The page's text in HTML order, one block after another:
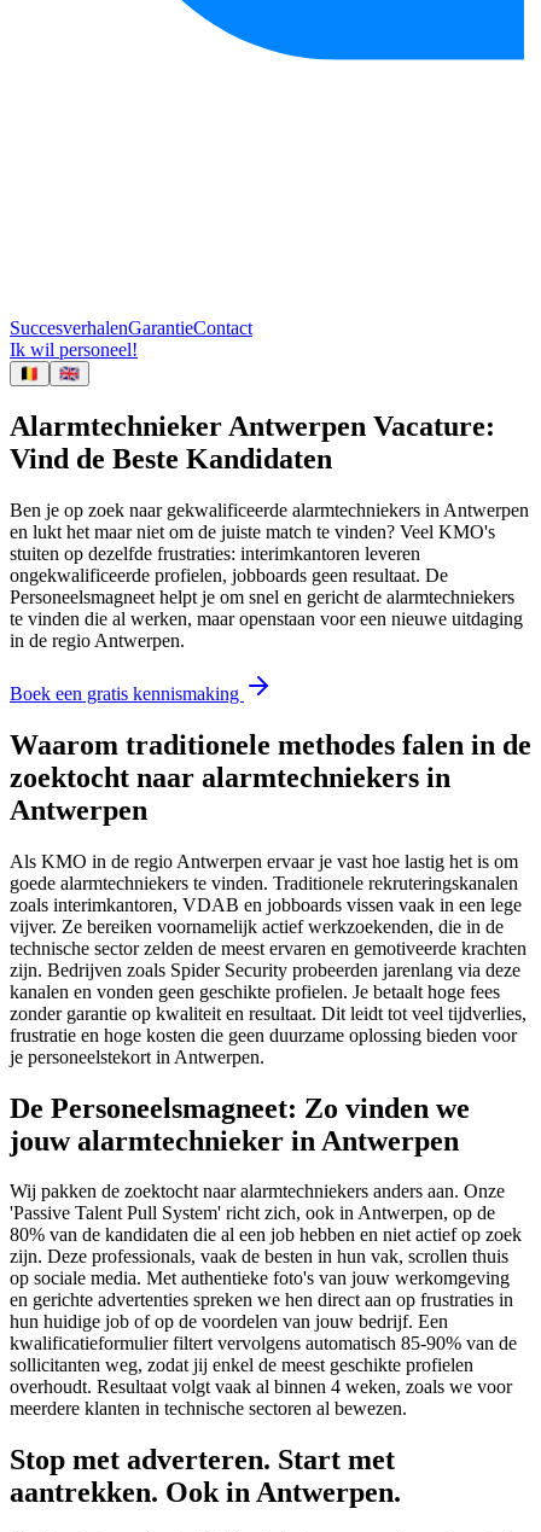
SuccesverhalenGarantieContact
Ik wil personeel!
🇧🇪 🇬🇧
Alarmtechnieker Antwerpen Vacature:
Vind de Beste Kandidaten
Ben je op zoek naar gekwalificeerde alarmtechniekers in Antwerpen
en lukt het maar niet om de juiste match te vinden? Veel KMO's
stuiten op dezelfde frustraties: interimkantoren leveren
ongekwalificeerde profielen, jobboards geen resultaat. De
Personeelsmagneet helpt je om snel en gericht de alarmtechniekers
te vinden die al werken, maar openstaan voor een nieuwe uitdaging
in de regio Antwerpen.
Boek een gratis kennismaking
Waarom traditionele methodes falen in de
zoektocht naar alarmtechniekers in
Antwerpen
Als KMO in de regio Antwerpen ervaar je vast hoe lastig het is om
goede alarmtechniekers te vinden. Traditionele rekruteringskanalen
zoals interimkantoren, VDAB en jobboards vissen vaak in een lege
vijver. Ze bereiken voornamelijk actief werkzoekenden, die in de
technische sector zelden de meest ervaren en gemotiveerde krachten
zijn. Bedrijven zoals Spider Security probeerden jarenlang via deze
kanalen en vonden geen geschikte profielen. Je betaalt hoge fees
zonder garantie op kwaliteit en resultaat. Dit leidt tot veel tijdverlies,
frustratie en hoge kosten die geen duurzame oplossing bieden voor
je personeelstekort in Antwerpen.
De Personeelsmagneet: Zo vinden we
jouw alarmtechnieker in Antwerpen
Wij pakken de zoektocht naar alarmtechniekers anders aan. Onze
'Passive Talent Pull System' richt zich, ook in Antwerpen, op de
80% van de kandidaten die al een job hebben en niet actief op zoek
zijn. Deze professionals, vaak de besten in hun vak, scrollen thuis
op sociale media. Met authentieke foto's van jouw werkomgeving
en gerichte advertenties spreken we hen direct aan op frustraties in
hun huidige job of op de voordelen van jouw bedrijf. Een
kwalificatieformulier filtert vervolgens automatisch 85-90% van de
sollicitanten weg, zodat jij enkel de meest geschikte profielen
overhoudt. Resultaat volgt vaak al binnen 4 weken, zoals we voor
meerdere klanten in technische sectoren al bewezen.
Stop met adverteren. Start met
aantrekken. Ook in Antwerpen.